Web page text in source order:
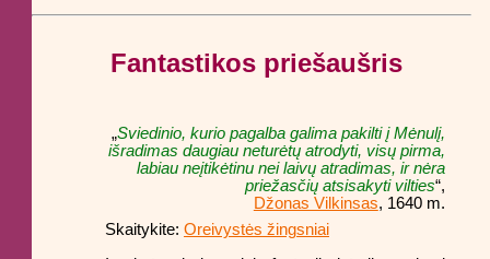
Fantastikos priešaušris
„Sviedinio, kurio pagalba galima pakilti į Mėnulį,
išradimas daugiau neturėtų atrodyti, visų pirma,
labiau neįtikėtinu nei laivų atradimas, ir nėra
priežasčių atsisakyti vilties“,
Džonas Vilkinsas, 1640 m.
Skaitykite: Oreivystės žingsniai